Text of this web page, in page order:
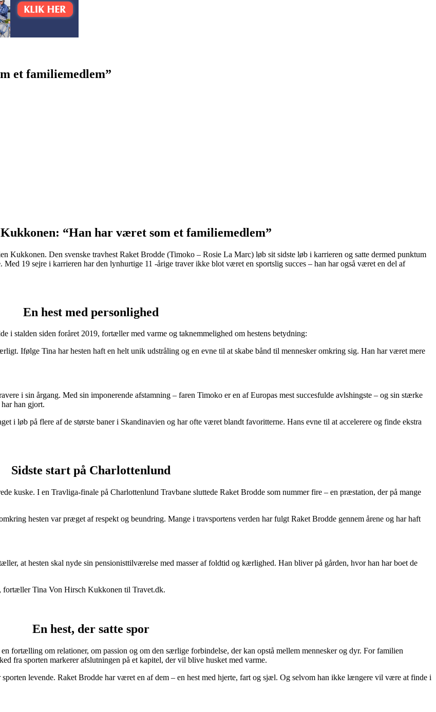
et familiemedlem”
“Han har været som et familiemedlem”
Kukkonen. Den svenske travhest Raket Brodde (Timoko – Rosie La Marc) løb sit sidste løb i karrieren og satte dermed punktum
19 sejre i karrieren har den lynhurtige 11 -årige traver ikke blot været en sportslig succes – han har også været en del af
En hest med personlighed
i stalden siden foråret 2019, fortæller med varme og taknemmelighed om hestens betydning:
Ifølge Tina har hesten haft en helt unik udstråling og en evne til at skabe bånd til mennesker omkring sig. Han har været mere
i sin årgang. Med sin imponerende afstamning – faren Timoko er en af Europas mest succesfulde avlshingste – og sin stærke
han gjort.
i løb på flere af de største baner i Skandinavien og har ofte været blandt favoritterne. Hans evne til at accelerere og finde ekstra
Sidste start på Charlottenlund
kuske. I en Travliga-finale på Charlottenlund Travbane sluttede Raket Brodde som nummer fire – en præstation, der på mange
hesten var præget af respekt og beundring. Mange i travsportens verden har fulgt Raket Brodde gennem årene og har haft
at hesten skal nyde sin pensionisttilværelse med masser af foldtid og kærlighed. Han bliver på gården, hvor han har boet de
fortæller Tina Von Hirsch Kukkonen til Travet.dk.
En hest, der satte spor
fortælling om relationer, om passion og om den særlige forbindelse, der kan opstå mellem mennesker og dyr. For familien
fra sporten markerer afslutningen på et kapitel, der vil blive husket med varme.
levende. Raket Brodde har været en af dem – en hest med hjerte, fart og sjæl. Og selvom han ikke længere vil være at finde i